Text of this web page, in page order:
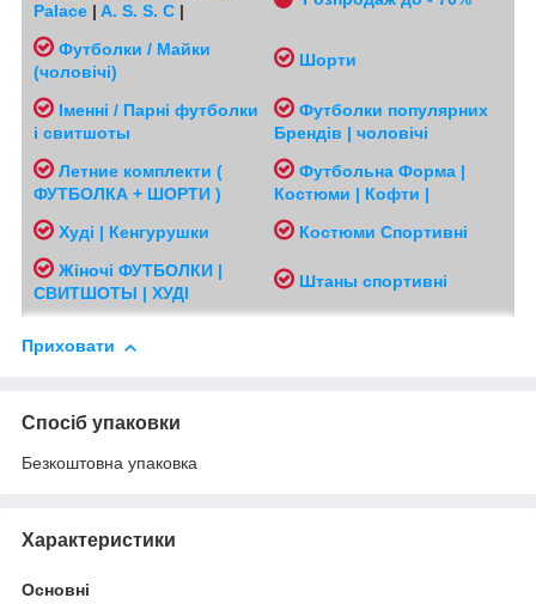
Palace | A. S. S. C |
Футболки / Майки
(чоловічі)
Шорти
Іменні / Парні футболки
і свитшоты
Футболки популярних
Брендів | чоловічі
Летние комплекти (
ФУТБОЛКА + ШОРТИ )
Футбольна Форма |
Костюми | Кофти |
Худі | Кенгурушки
Костюми Спортивні
Жіночі ФУТБОЛКИ |
СВИТШОТЫ | ХУДІ
Штаны спортивні
Приховати
Спосіб упаковки
Безкоштовна упаковка
Характеристики
Основні